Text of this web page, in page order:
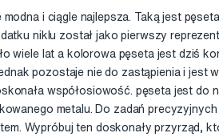
i ciągle najlepsza. Taką jest
niklu został jako pierwszy
wiele lat a kolorowa pęseta jest dziś
pozostaje nie do zastąpienia i jest
współosiowość. pęseta jest do
metalu. Do zadań
Wypróbuj ten doskonały przyrząd,